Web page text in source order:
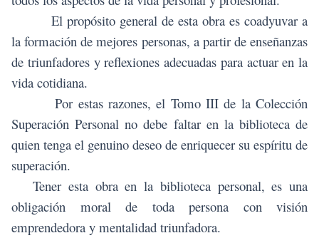
El propósito general de esta obra es coadyuvar a
la formación de mejores personas, a partir de enseñanzas
de triunfadores y reflexiones adecuadas para actuar en la
vida cotidiana.
Por estas razones, el Tomo III de la Colección
Superación Personal no debe faltar en la biblioteca de
quien tenga el genuino deseo de enriquecer su espíritu de
superación.
Tener esta obra en la biblioteca personal, es una
obligación moral de toda persona con visión
emprendedora y mentalidad triunfadora.